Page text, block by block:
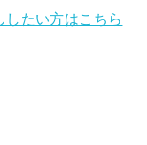
たい方はこちら